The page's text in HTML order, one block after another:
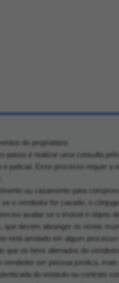
do proprietário
passo é realizar uma consulta
e judicial. Esse processo requer a
ou casamento para
se o vendedor for casado, o
avaliar se o imóvel é objeto
que devem abranger os níveis
está arrolado em algum
que os bens alienados do
vendedor ser pessoa jurídica,
do estatuto ou contrato